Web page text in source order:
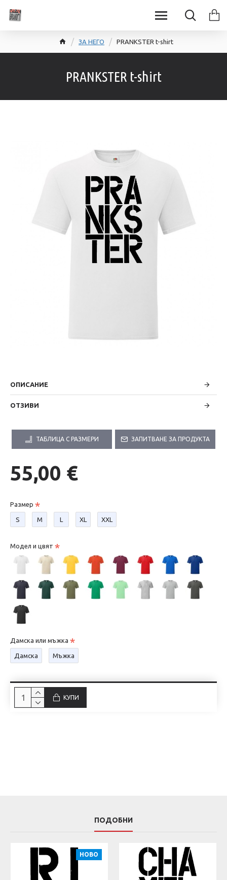
ЗА НЕГО PRANKSTER t-shirt
PRANKSTER t-shirt
ОПИСАНИЕ
ОТЗИВИ
ТАБЛИЦА С РАЗМЕРИ ЗАПИТВАНЕ ЗА ПРОДУКТА
55,00 €
Размер
S М L XL XXL
Модел и цвят
Дамска или мъжка
Дамска Мъжка
КУПИ
ПОДОБНИ
НОВО